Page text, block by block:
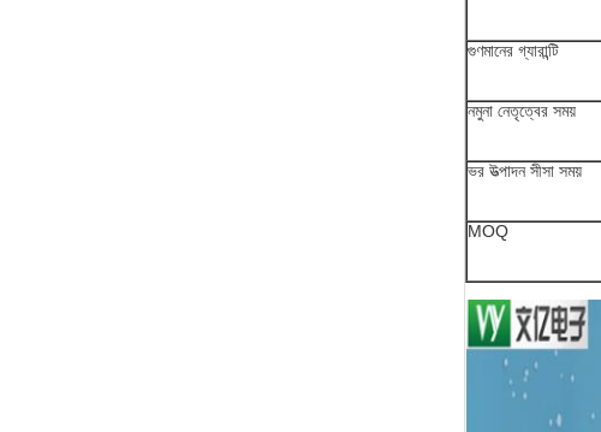
গুণমানের গ্যারান্টি
নমুনা নেতৃত্বের সময়
ভর উত্পাদন সীসা সময়
MOQ